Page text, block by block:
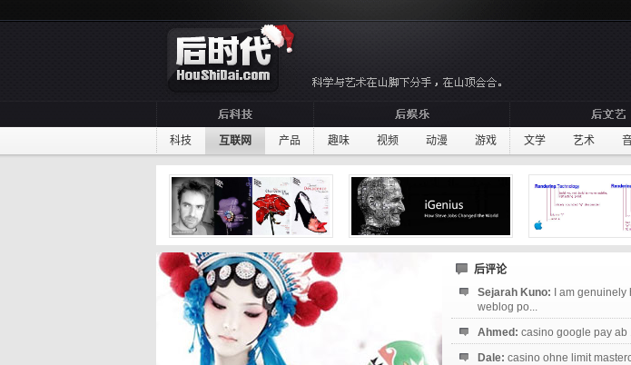
科技 互联网 产品 趣味 视频 动漫 游戏 文学 艺术
后评论
Sejarah Kuno:
I am
weblog po...
Ahmed: casino google pay ab
Dale: casino ohne limit